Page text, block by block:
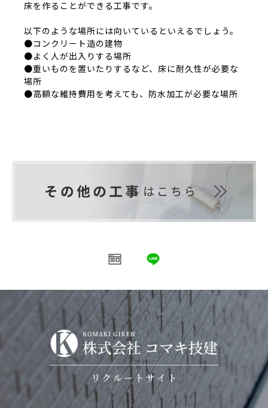
床を作ることができる工事です。
以下のような場所には向いているといえるでしょう。
●コンクリート造の建物
●よく人が出入りする場所
●重いものを置いたりするなど、床に耐久性が必要な
場所
●高額な維持費用を考えても、防水加工が必要な場所